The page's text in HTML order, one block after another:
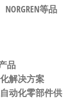
NORGREN等品
品
解决方案
动化零部件供